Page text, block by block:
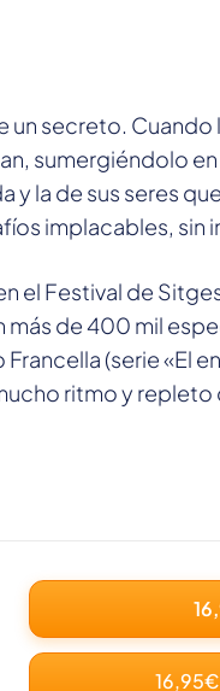
secreto.
sumergiéndolo en
y la de sus seres
implacables, sin
el Festival de
más de 400 mil
(serie «El
ritmo y